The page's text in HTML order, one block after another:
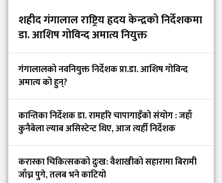
शहीद गंगालाल राष्ट्रिय हृदय केन्द्रको निर्देशकमा
डा. आशिष गोविन्द अमात्य नियुक्त
गंगालालको नवनियुक्त निर्देशक प्रा.डा. आशिष गोविन्द
अमात्य को हुन्?
कान्तिका निर्देशक डा. रामहरि चापागाइँको संयोग : जहाँ
कुनैबेला ल्याब असिस्टेन्ट थिए, आज त्यहीँ निर्देशक
करारका चिकित्सकको दुःख: वैशाखीको सहारामा बिरामी
जाँच्न पुगे, तलब भने काटियो